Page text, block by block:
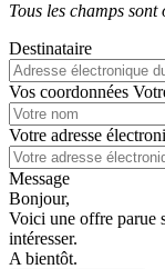
Tous les champs
Destinataire
Vos coordonnées
Votre adresse
Message
Bonjour,
Voici une offre parue
intéresser.
A bientôt.